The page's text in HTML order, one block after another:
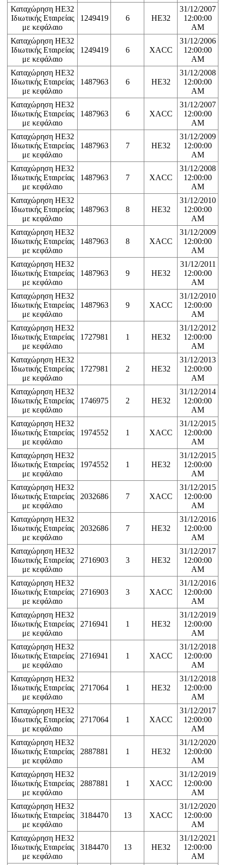
Καταχώρηση ΗΕ32
Ιδιωτικής Εταιρείας
με κεφάλαιο
1249419 6 HE32
31/12/2007
12:00:00
AM
Καταχώρηση ΗΕ32
Ιδιωτικής Εταιρείας
με κεφάλαιο
1249419 6 XACC
31/12/2006
12:00:00
AM
Καταχώρηση ΗΕ32
Ιδιωτικής Εταιρείας
με κεφάλαιο
1487963 6 HE32
31/12/2008
12:00:00
AM
Καταχώρηση ΗΕ32
Ιδιωτικής Εταιρείας
με κεφάλαιο
1487963 6 XACC
31/12/2007
12:00:00
AM
Καταχώρηση ΗΕ32
Ιδιωτικής Εταιρείας
με κεφάλαιο
1487963 7 HE32
31/12/2009
12:00:00
AM
Καταχώρηση ΗΕ32
Ιδιωτικής Εταιρείας
με κεφάλαιο
1487963 7 XACC
31/12/2008
12:00:00
AM
Καταχώρηση ΗΕ32
Ιδιωτικής Εταιρείας
με κεφάλαιο
1487963 8 HE32
31/12/2010
12:00:00
AM
Καταχώρηση ΗΕ32
Ιδιωτικής Εταιρείας
με κεφάλαιο
1487963 8 XACC
31/12/2009
12:00:00
AM
Καταχώρηση ΗΕ32
Ιδιωτικής Εταιρείας
με κεφάλαιο
1487963 9 HE32
31/12/2011
12:00:00
AM
Καταχώρηση ΗΕ32
Ιδιωτικής Εταιρείας
με κεφάλαιο
1487963 9 XACC
31/12/2010
12:00:00
AM
Καταχώρηση ΗΕ32
Ιδιωτικής Εταιρείας
με κεφάλαιο
1727981 1 HE32
31/12/2012
12:00:00
AM
Καταχώρηση ΗΕ32
Ιδιωτικής Εταιρείας
με κεφάλαιο
1727981 2 HE32
31/12/2013
12:00:00
AM
Καταχώρηση ΗΕ32
Ιδιωτικής Εταιρείας
με κεφάλαιο
1746975 2 HE32
31/12/2014
12:00:00
AM
Καταχώρηση ΗΕ32
Ιδιωτικής Εταιρείας
με κεφάλαιο
1974552 1 XACC
31/12/2015
12:00:00
AM
Καταχώρηση ΗΕ32
Ιδιωτικής Εταιρείας
με κεφάλαιο
1974552 1 HE32
31/12/2015
12:00:00
AM
Καταχώρηση ΗΕ32
Ιδιωτικής Εταιρείας
με κεφάλαιο
2032686 7 XACC
31/12/2015
12:00:00
AM
Καταχώρηση ΗΕ32
Ιδιωτικής Εταιρείας
με κεφάλαιο
2032686 7 HE32
31/12/2016
12:00:00
AM
Καταχώρηση ΗΕ32
Ιδιωτικής Εταιρείας
με κεφάλαιο
2716903 3 HE32
31/12/2017
12:00:00
AM
Καταχώρηση ΗΕ32
Ιδιωτικής Εταιρείας
με κεφάλαιο
2716903 3 XACC
31/12/2016
12:00:00
AM
Καταχώρηση ΗΕ32
Ιδιωτικής Εταιρείας
με κεφάλαιο
2716941 1 HE32
31/12/2019
12:00:00
AM
Καταχώρηση ΗΕ32
Ιδιωτικής Εταιρείας
με κεφάλαιο
2716941 1 XACC
31/12/2018
12:00:00
AM
Καταχώρηση ΗΕ32
Ιδιωτικής Εταιρείας
με κεφάλαιο
2717064 1 HE32
31/12/2018
12:00:00
AM
Καταχώρηση ΗΕ32
Ιδιωτικής Εταιρείας
με κεφάλαιο
2717064 1 XACC
31/12/2017
12:00:00
AM
Καταχώρηση ΗΕ32
Ιδιωτικής Εταιρείας
με κεφάλαιο
2887881 1 HE32
31/12/2020
12:00:00
AM
Καταχώρηση ΗΕ32
Ιδιωτικής Εταιρείας
με κεφάλαιο
2887881 1 XACC
31/12/2019
12:00:00
AM
Καταχώρηση ΗΕ32
Ιδιωτικής Εταιρείας
με κεφάλαιο
3184470 13 XACC
31/12/2020
12:00:00
AM
Καταχώρηση ΗΕ32
Ιδιωτικής Εταιρείας
με κεφάλαιο
3184470 13 HE32
31/12/2021
12:00:00
AM